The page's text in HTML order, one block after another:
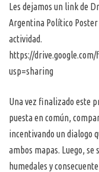
Les dejamos un link de
Argentina Político
actividad.
https://drive.google.com/
usp=sharing
Una vez finalizado este
puesta en común,
incentivando un dialogo
ambos mapas. Luego,
humedales y